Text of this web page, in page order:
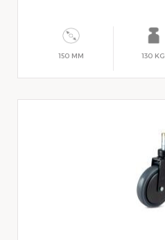
150 MM 130 KG